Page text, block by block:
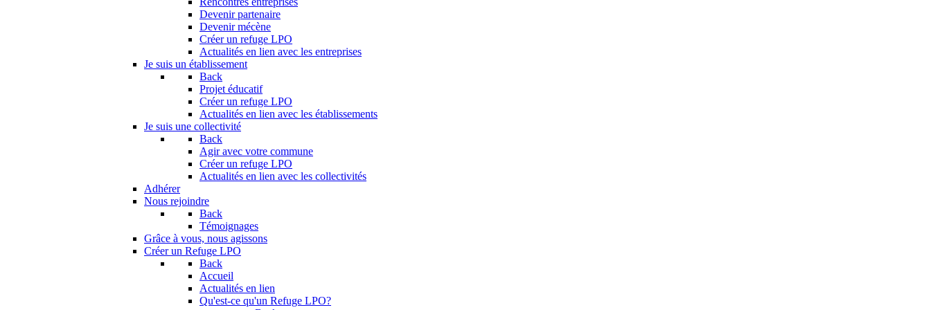
Devenir partenaire
Devenir mécène
Créer un refuge LPO
Actualités en lien avec les entreprises
Je suis un établissement
Back
Projet éducatif
Créer un refuge LPO
Actualités en lien avec les établissements
Je suis une collectivité
Back
Agir avec votre commune
Créer un refuge LPO
Actualités en lien avec les collectivités
Adhérer
Nous rejoindre
Back
Témoignages
Grâce à vous, nous agissons
Créer un Refuge LPO
Back
Accueil
Actualités en lien
Qu'est-ce qu'un Refuge LPO?